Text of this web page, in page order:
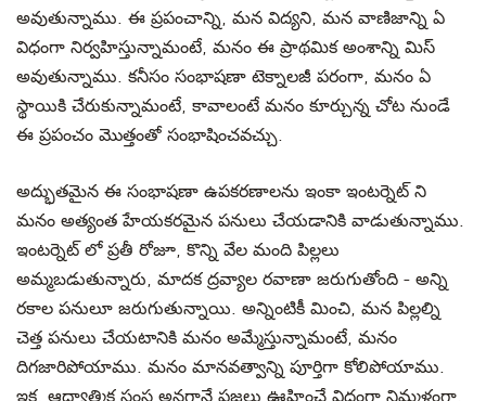
అవుతున్నాము. ఈ ప్రపంచాన్ని, మన విద్యని, మన వాణిజాన్ని ఏ
విధంగా నిర్వహిస్తున్నామంటే, మనం ఈ ప్రాథమిక అంశాన్ని మిస్
అవుతున్నాము. కనీసం సంభాషణా టెక్నాలజీ పరంగా, మనం ఏ
స్థాయికి చేరుకున్నామంటే, కావాలంటే మనం కూర్చున్న చోట నుండే
ఈ ప్రపంచం మొత్తంతో సంభాషించవచ్చు.
అద్భుతమైన ఈ సంభాషణా ఉపకరణాలను ఇంకా ఇంటర్నెట్ ని
మనం అత్యంత హేయకరమైన పనులు చేయడానికి వాడుతున్నాము.
ఇంటర్నెట్ లో ప్రతీ రోజూ, కొన్ని వేల మంది పిల్లలు
అమ్మబడుతున్నారు, మాదక ద్రవ్యాల రవాణా జరుగుతోంది - అన్ని
రకాల పనులూ జరుగుతున్నాయి. అన్నింటికీ మించి, మన పిల్లల్ని
చెత్త పనులు చేయటానికి మనం అమ్మేస్తున్నామంటే, మనం
దిగజారిపోయాము. మనం మానవత్వాన్ని పూర్తిగా కోలిపోయాము.
ఇక, ఆధ్యాత్మిక సంస్థ అనగానే ప్రజలు ఊహించే విధంగా నిమ్మళంగా,